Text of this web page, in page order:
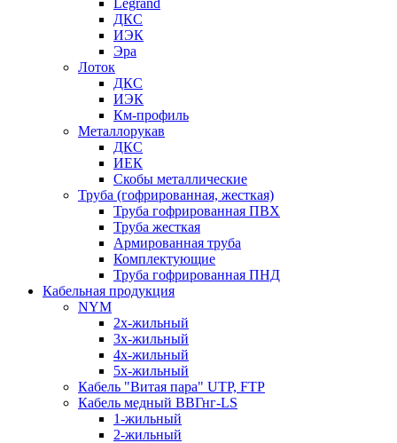
ДКС
ИЭК
Эра
Лоток
ДКС
ИЭК
Км-профиль
Металлорукав
ДКС
ИЕК
Скобы металлические
Труба (гофрированная, жесткая)
Труба гофрированная ПВХ
Труба жесткая
Армированная труба
Комплектующие
Труба гофрированная ПНД
Кабельная продукция
NYM
2х-жильный
3х-жильный
4х-жильный
5х-жильный
Кабель "Витая пара" UTP, FTP
Кабель медный ВВГнг-LS
1-жильный
2-жильный